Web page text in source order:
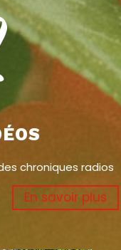
chroniques radios
En savoir plus